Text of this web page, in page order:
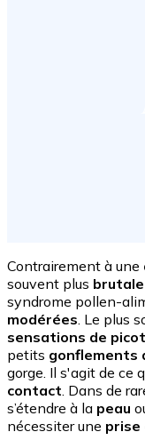
Contrairement à une
souvent plus brutale
syndrome pollen-
modérées. Le plus
sensations de
petits gonflements
gorge. Il s'agit de ce
contact. Dans de
s’étendre à la peau
nécessiter une prise